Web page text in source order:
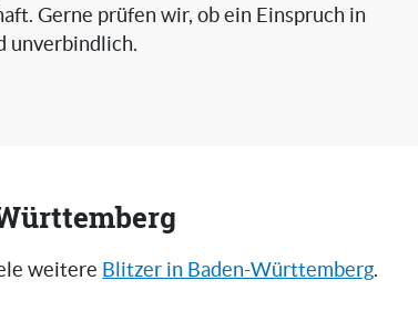
Gerne prüfen wir, ob ein Einspruch in
unverbindlich.
weitere Blitzer in Baden-Württemberg.